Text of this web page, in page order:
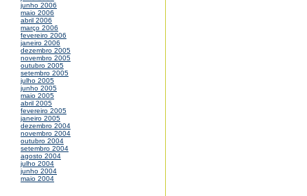
junho 2006
maio 2006
abril 2006
março 2006
fevereiro 2006
janeiro 2006
dezembro 2005
novembro 2005
outubro 2005
setembro 2005
julho 2005
junho 2005
maio 2005
abril 2005
fevereiro 2005
janeiro 2005
dezembro 2004
novembro 2004
outubro 2004
setembro 2004
agosto 2004
julho 2004
junho 2004
maio 2004